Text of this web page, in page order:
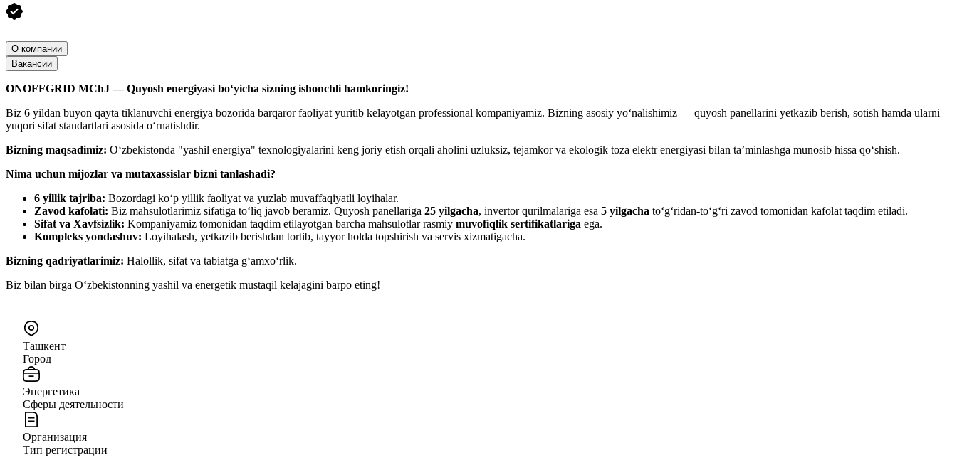
О компании
Вакансии
ONOFFGRID MChJ — Quyosh energiyasi bo‘yicha sizning ishonchli hamkoringiz!
Biz 6 yildan buyon qayta tiklanuvchi energiya bozorida barqaror faoliyat yuritib kelayotgan professional kompaniyamiz. Bizning asosiy yo‘nalishimiz — quyosh panellarini yetkazib berish, sotish hamda ularni
yuqori sifat standartlari asosida o‘rnatishdir.
Bizning maqsadimiz: O‘zbekistonda "yashil energiya" texnologiyalarini keng joriy etish orqali aholini uzluksiz, tejamkor va ekologik toza elektr energiyasi bilan ta’minlashga munosib hissa qo‘shish.
Nima uchun mijozlar va mutaxassislar bizni tanlashadi?
6 yillik tajriba: Bozordagi ko‘p yillik faoliyat va yuzlab muvaffaqiyatli loyihalar.
Zavod kafolati: Biz mahsulotlarimiz sifatiga to‘liq javob beramiz. Quyosh panellariga 25 yilgacha, invertor qurilmalariga esa 5 yilgacha to‘g‘ridan-to‘g‘ri zavod tomonidan kafolat taqdim etiladi.
Sifat va Xavfsizlik: Kompaniyamiz tomonidan taqdim etilayotgan barcha mahsulotlar rasmiy muvofiqlik sertifikatlariga ega.
Kompleks yondashuv: Loyihalash, yetkazib berishdan tortib, tayyor holda topshirish va servis xizmatigacha.
Bizning qadriyatlarimiz: Halollik, sifat va tabiatga g‘amxo‘rlik.
Biz bilan birga O‘zbekistonning yashil va energetik mustaqil kelajagini barpo eting!
Ташкент
Город
Энергетика
Сферы деятельности
Организация
Тип регистрации